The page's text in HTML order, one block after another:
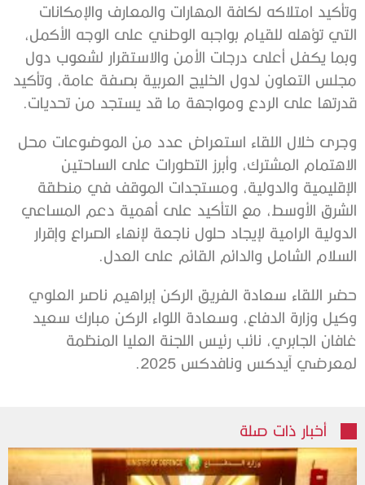
وتأكيد امتلاكه لكافة المهارات والمعارف والإمكانات
التي تؤهله للقيام بواجبه الوطني على الوجه الأكمل،
وبما يكفل أعلى درجات الأمن والاستقرار لشعوب دول
مجلس التعاون لدول الخليج العربية بصفة عامة، وتأكيد
قدرتها على الردع ومواجهة ما قد يستجد من تحديات.
وجرى خلال اللقاء استعراض عدد من الموضوعات محل
الاهتمام المشترك، وأبرز التطورات على الساحتين
الإقليمية والدولية، ومستجدات الموقف في منطقة
الشرق الأوسط، مع التأكيد على أهمية دعم المساعي
الدولية الرامية لإيجاد حلول ناجعة لإنهاء الصراع وإقرار
السلام الشامل والدائم القائم على العدل.
حضر اللقاء سعادة الفريق الركن إبراهيم ناصر العلوي
وكيل وزارة الدفاع، وسعادة اللواء الركن مبارك سعيد
غافان الجابري، نائب رئيس اللجنة العليا المنظمة
لمعرضي آيدكس ونافدكس 2025.
أخبار ذات صلة